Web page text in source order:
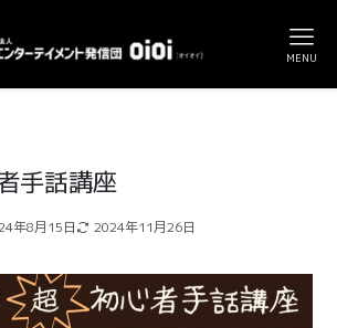
MENU
手話講座
年8月15日 2024年11月26日